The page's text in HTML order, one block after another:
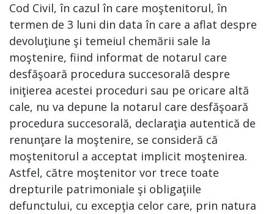
Cod Civil, în cazul în care moştenitorul, în
termen de 3 luni din data în care a aflat despre
devoluţiune şi temeiul chemării sale la
moştenire, fiind informat de notarul care
desfăşoară procedura succesorală despre
iniţierea acestei proceduri sau pe oricare altă
cale, nu va depune la notarul care desfăşoară
procedura succesorală, declaraţia autentică de
renunţare la moştenire, se consideră că
moştenitorul a acceptat implicit moştenirea.
Astfel, către moştenitor vor trece toate
drepturile patrimoniale şi obligaţiile
defunctului, cu excepţia celor care, prin natura